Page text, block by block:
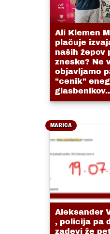
Ali Klemen
plačuje
naših žepov
zneske? Ne
objavljamo
"cenik"
MARICA
Aleksander
, policija pa
zadevi že